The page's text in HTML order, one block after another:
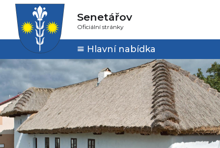
Senetářov
Oficiální stránky
Hlavní nabídka